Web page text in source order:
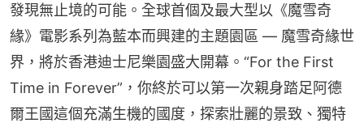
發現無止境的可能。全球首個及最大型以《魔雪奇
緣》電影系列為藍本而興建的主題園區 — 魔雪奇緣世
界，將於香港迪士尼樂園盛大開幕。“For the First
Time in Forever”，你終於可以第一次親身踏足阿德
爾王國這個充滿生機的國度，探索壯麗的景致、獨特